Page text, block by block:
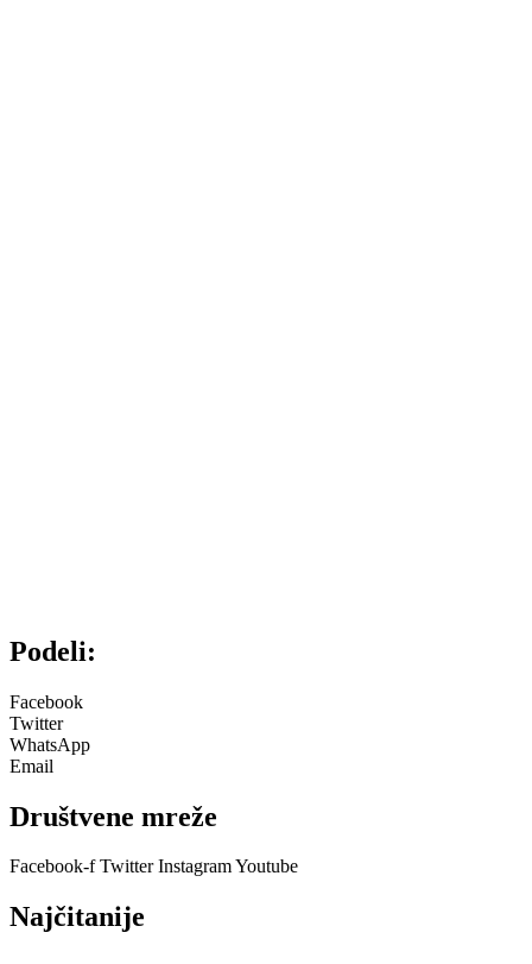
Podeli:
Facebook
Twitter
WhatsApp
Email
Društvene mreže
Facebook-f Twitter InstagramYoutube
Najčitanije